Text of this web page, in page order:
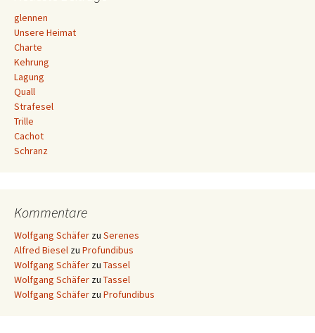
glennen
Unsere Heimat
Charte
Kehrung
Lagung
Quall
Strafesel
Trille
Cachot
Schranz
Kommentare
Wolfgang Schäfer zu Serenes
Alfred Biesel zu Profundibus
Wolfgang Schäfer zu Tassel
Wolfgang Schäfer zu Tassel
Wolfgang Schäfer zu Profundibus